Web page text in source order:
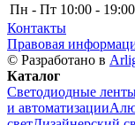
Пн - Пт 10:00 - 19:00
Контакты
Правовая
© Разработано в
Каталог
Светодиодные
и автоматизации